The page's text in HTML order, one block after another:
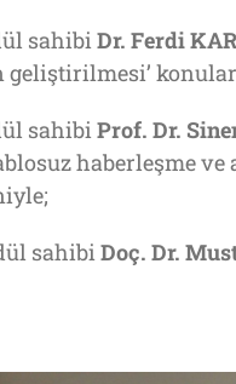
sahibiDr. Ferdi
sahibiProf. Dr.
haberleşme
sahibiDoç. Dr.